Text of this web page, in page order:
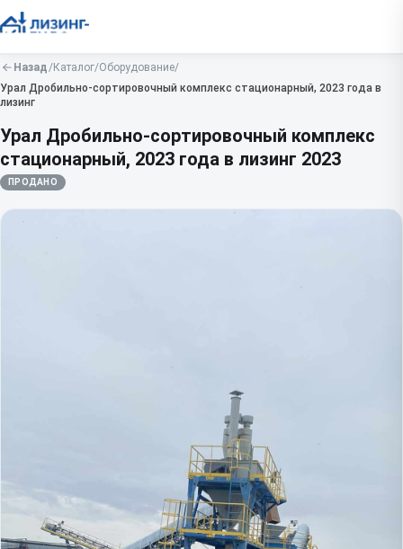
Назад/Каталог/Оборудование/
Урал Дробильно-сортировочный комплекс стационарный, 2023 года в
лизинг
Урал Дробильно-сортировочный комплекс
стационарный, 2023 года в лизинг 2023
ПРОДАНО